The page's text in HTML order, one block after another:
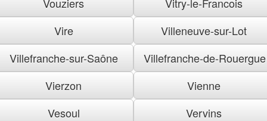
Vire
Villeneuve-sur-Lot
Villefranche-sur-Saône
Villefranche-de-Rouergue
Vierzon
Vienne
Vesoul
Vervins